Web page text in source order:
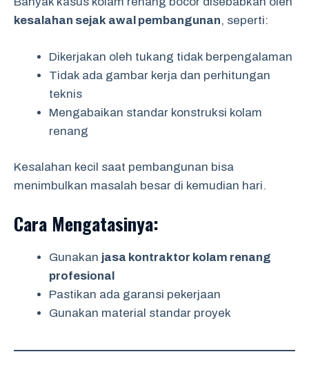
kesalahan sejak awal pembangunan, seperti:
Dikerjakan oleh tukang tidak berpengalaman
Tidak ada gambar kerja dan perhitungan
teknis
Mengabaikan standar konstruksi kolam
renang
Kesalahan kecil saat pembangunan bisa
menimbulkan masalah besar di kemudian hari.
Cara Mengatasinya:
Gunakan jasa kontraktor kolam renang
profesional
Pastikan ada garansi pekerjaan
Gunakan material standar proyek